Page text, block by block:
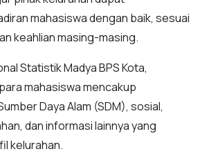
mahasiswa dengan baik, sesuai
keahlian masing-masing.
Statistik Madya BPS Kota,
mahasiswa mencakup
Daya Alam (SDM), sosial,
dan informasi lainnya yang
kelurahan.